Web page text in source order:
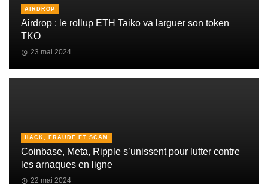
AIRDROP
Airdrop : le rollup ETH Taiko va larguer son token
TKO
23 mai 2024
HACK, FRAUDE ET SCAM
Coinbase, Meta, Ripple s’unissent pour lutter contre
les arnaques en ligne
22 mai 2024